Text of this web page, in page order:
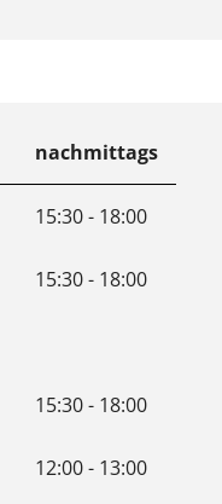
nachmittags
15:30 - 18:00
15:30 - 18:00
15:30 - 18:00
12:00 - 13:00